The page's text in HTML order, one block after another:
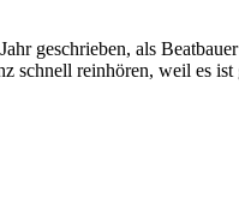
geschrieben, als
schnell reinhören, weil es